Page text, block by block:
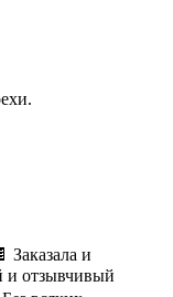
и
и отзывчивый